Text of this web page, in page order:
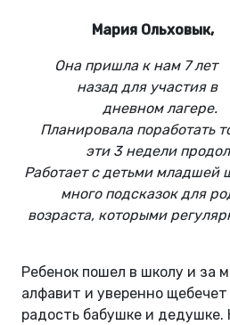
Мария Ольховык,
Она пришла к нам 7 лет
назад для участия в
дневном лагере.
Планировала поработать
эти 3 недели
Работает с детьми младшей
много подсказок для
возраста, которыми
Ребенок пошел в школу и за
алфавит и уверенно щебечет
радость бабушке и дедушке.